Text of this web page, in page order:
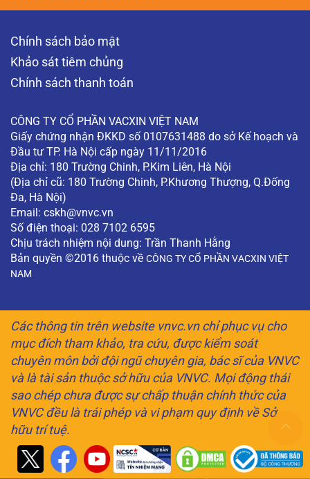
Chính sách bảo mật
Khảo sát tiêm chủng
Chính sách thanh toán
CÔNG TY CỔ PHẦN VACXIN VIỆT NAM
Giấy chứng nhận ĐKKD số 0107631488 do sở Kế hoạch và
Đầu tư TP. Hà Nội cấp ngày 11/11/2016
Địa chỉ: 180 Trường Chinh, P.Kim Liên, Hà Nội
(Địa chỉ cũ: 180 Trường Chinh, P.Khương Thượng, Q.Đống
Đa, Hà Nội)
Email: cskh@vnvc.vn
Số điện thoại: 028 7102 6595
Chịu trách nhiệm nội dung: Trần Thanh Hằng
Bản quyền ©2016 thuộc về CÔNG TY CỔ PHẦN VACXIN VIỆT
NAM
Các thông tin trên website vnvc.vn chỉ phục vụ cho
mục đích tham khảo, tra cứu, được kiểm soát
chuyên môn bởi đội ngũ chuyên gia, bác sĩ của VNVC
và là tài sản thuộc sở hữu của VNVC. Mọi động thái
sao chép chưa được sự chấp thuận chính thức của
VNVC đều là trái phép và vi phạm quy định về Sở
hữu trí tuệ.